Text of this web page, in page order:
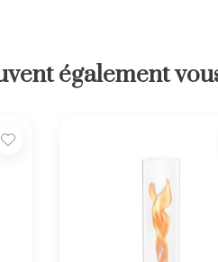
également